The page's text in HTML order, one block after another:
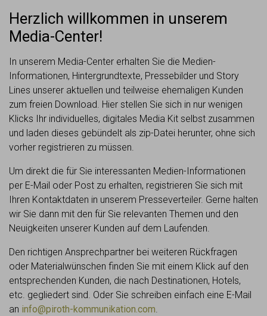
Herzlich willkommen in unserem
Media-Center!
In unserem Media-Center erhalten Sie die Medien-
Informationen, Hintergrundtexte, Pressebilder und Story
Lines unserer aktuellen und teilweise ehemaligen Kunden
zum freien Download. Hier stellen Sie sich in nur wenigen
Klicks Ihr individuelles, digitales Media Kit selbst zusammen
und laden dieses gebündelt als zip-Datei herunter, ohne sich
vorher registrieren zu müssen.
Um direkt die für Sie interessanten Medien-Informationen
per E-Mail oder Post zu erhalten, registrieren Sie sich mit
Ihren Kontaktdaten in unserem Presseverteiler. Gerne halten
wir Sie dann mit den für Sie relevanten Themen und den
Neuigkeiten unserer Kunden auf dem Laufenden.
Den richtigen Ansprechpartner bei weiteren Rückfragen
oder Materialwünschen finden Sie mit einem Klick auf den
entsprechenden Kunden, die nach Destinationen, Hotels,
etc. gegliedert sind. Oder Sie schreiben einfach eine E-Mail
an info@piroth-kommunikation.com.